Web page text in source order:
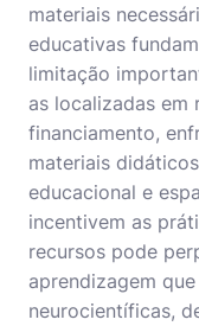
materiais
educativas
limitação
as localizadas em
financiamento,
materiais
educacional e
incentivem as
recursos pode
aprendizagem
neurocientíficas,